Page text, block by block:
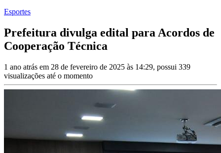
Esportes
Prefeitura divulga edital para Acordos de
Cooperação Técnica
1 ano atrás em 28 de fevereiro de 2025 às 14:29, possui 339
visualizações até o momento